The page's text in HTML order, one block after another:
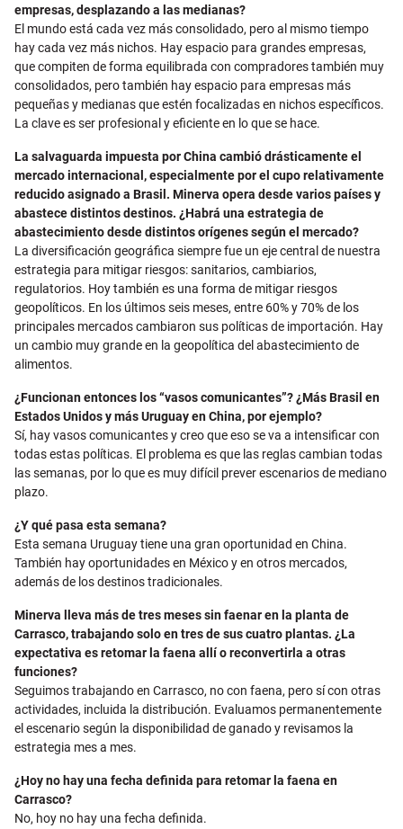
empresas, desplazando a las medianas?
El mundo está cada vez más consolidado, pero al mismo tiempo
hay cada vez más nichos. Hay espacio para grandes empresas,
que compiten de forma equilibrada con compradores también muy
consolidados, pero también hay espacio para empresas más
pequeñas y medianas que estén focalizadas en nichos específicos.
La clave es ser profesional y eficiente en lo que se hace.
La salvaguarda impuesta por China cambió drásticamente el
mercado internacional, especialmente por el cupo relativamente
reducido asignado a Brasil. Minerva opera desde varios países y
abastece distintos destinos. ¿Habrá una estrategia de
abastecimiento desde distintos orígenes según el mercado?
La diversificación geográfica siempre fue un eje central de nuestra
estrategia para mitigar riesgos: sanitarios, cambiarios,
regulatorios. Hoy también es una forma de mitigar riesgos
geopolíticos. En los últimos seis meses, entre 60% y 70% de los
principales mercados cambiaron sus políticas de importación. Hay
un cambio muy grande en la geopolítica del abastecimiento de
alimentos.
¿Funcionan entonces los “vasos comunicantes”? ¿Más Brasil en
Estados Unidos y más Uruguay en China, por ejemplo?
Sí, hay vasos comunicantes y creo que eso se va a intensificar con
todas estas políticas. El problema es que las reglas cambian todas
las semanas, por lo que es muy difícil prever escenarios de mediano
plazo.
¿Y qué pasa esta semana?
Esta semana Uruguay tiene una gran oportunidad en China.
También hay oportunidades en México y en otros mercados,
además de los destinos tradicionales.
Minerva lleva más de tres meses sin faenar en la planta de
Carrasco, trabajando solo en tres de sus cuatro plantas. ¿La
expectativa es retomar la faena allí o reconvertirla a otras
funciones?
Seguimos trabajando en Carrasco, no con faena, pero sí con otras
actividades, incluida la distribución. Evaluamos permanentemente
el escenario según la disponibilidad de ganado y revisamos la
estrategia mes a mes.
¿Hoy no hay una fecha definida para retomar la faena en
Carrasco?
No, hoy no hay una fecha definida.